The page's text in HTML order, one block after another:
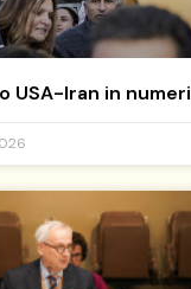
USA-Iran in numeri